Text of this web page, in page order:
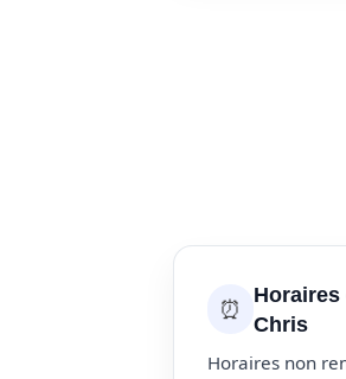
⏰
Chris
Horaires non